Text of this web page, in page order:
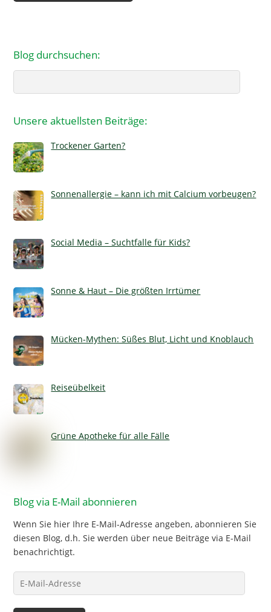
Blog durchsuchen:
Unsere aktuellsten Beiträge:
Trockener Garten?
Sonnenallergie – kann ich mit Calcium vorbeugen?
Social Media – Suchtfalle für Kids?
Sonne & Haut – Die größten Irrtümer
Mücken-Mythen: Süßes Blut, Licht und Knoblauch
Reiseübelkeit
Grüne Apotheke für alle Fälle
Blog via E-Mail abonnieren
Wenn Sie hier Ihre E-Mail-Adresse angeben, abonnieren Sie
diesen Blog, d.h. Sie werden über neue Beiträge via E-Mail
benachrichtigt.
Mail-
Adresse